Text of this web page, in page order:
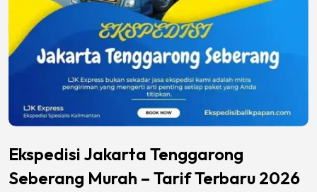
Ekspedisi Jakarta Tenggarong
Seberang Murah – Tarif Terbaru 2026